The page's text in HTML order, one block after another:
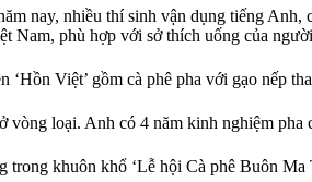
nay, nhiều thí sinh vận dụng tiếng
Nam, phù hợp với sở thích uống của
Việt’ gồm cà phê pha với gạo nếp
loại. Anh có 4 năm kinh nghiệm pha
khuôn khổ ‘Lễ hội Cà phê Buôn